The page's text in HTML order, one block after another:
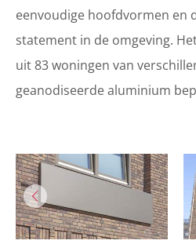
eenvoudige hoofdvormen en
statement in de omgeving.
uit 83 woningen van
geanodiseerde aluminium